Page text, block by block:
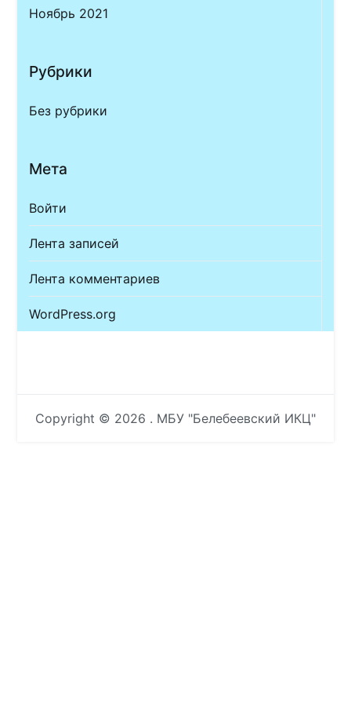
Ноябрь 2021
Рубрики
Без рубрики
Мета
Войти
Лента записей
Лента комментариев
WordPress.org
Copyright © 2026 . МБУ "Белебеевский ИКЦ"